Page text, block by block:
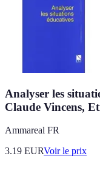
Analyser les
Claude Vincens,
Ammareal FR
3.19 EURVoir le prix